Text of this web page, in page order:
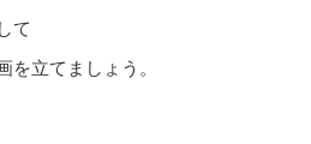
て
を立てましょう。